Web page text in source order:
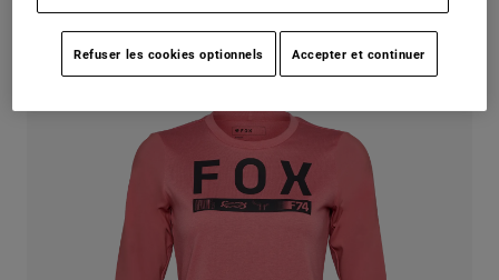
Gear Bags
Socks
Replacement Parts
Base Layers
Bottles & Hydration Packs
Replacement Parts
Jackets
Pants
Shorts
Womens Ranger Off-Road Jersey
Refuser les cookies optionnels Accepter et continuer